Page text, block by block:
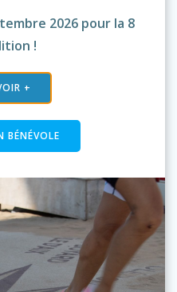
2026 pour la 8
!
+
BÉNÉVOLE